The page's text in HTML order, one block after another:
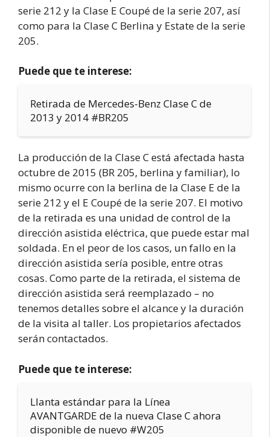
serie 212 y la Clase E Coupé de la serie 207, así
como para la Clase C Berlina y Estate de la serie
205.
Puede que te interese:
Retirada de Mercedes-Benz Clase C de
2013 y 2014 #BR205
La producción de la Clase C está afectada hasta
octubre de 2015 (BR 205, berlina y familiar), lo
mismo ocurre con la berlina de la Clase E de la
serie 212 y el E Coupé de la serie 207. El motivo
de la retirada es una unidad de control de la
dirección asistida eléctrica, que puede estar mal
soldada. En el peor de los casos, un fallo en la
dirección asistida sería posible, entre otras
cosas. Como parte de la retirada, el sistema de
dirección asistida será reemplazado – no
tenemos detalles sobre el alcance y la duración
de la visita al taller. Los propietarios afectados
serán contactados.
Puede que te interese:
Llanta estándar para la Línea
AVANTGARDE de la nueva Clase C ahora
disponible de nuevo #W205